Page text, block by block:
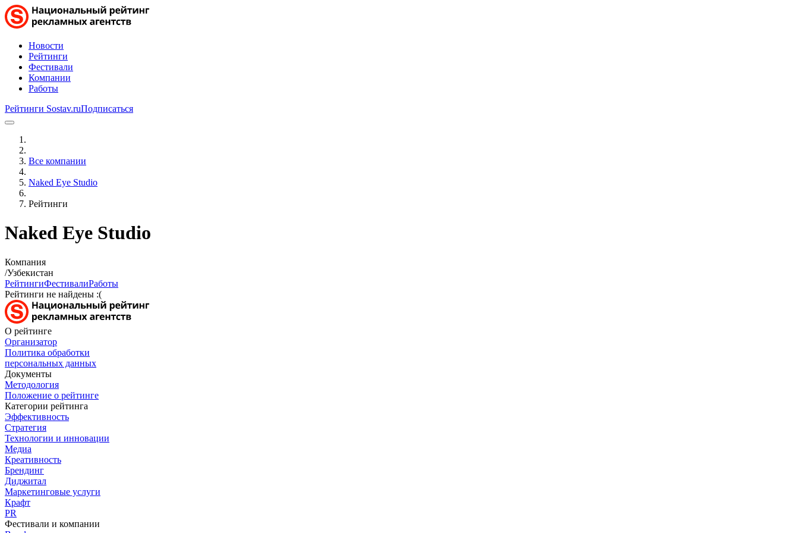
Новости
Рейтинги
Фестивали
Компании
Работы
Рейтинги Sostav.ruПодписаться
Все компании
Naked Eye Studio
Рейтинги
Naked Eye Studio
Компания
/Узбекистан
РейтингиФестивалиРаботы
Рейтинги не найдены :(
О рейтинге
Организатор
Политика обработки
персональных данных
Документы
Методология
Положение о рейтинге
Категории рейтинга
Эффективность
Стратегия
Технологии и инновации
Медиа
Креативность
Брендинг
Диджитал
Маркетинговые услуги
Крафт
PR
Фестивали и компании